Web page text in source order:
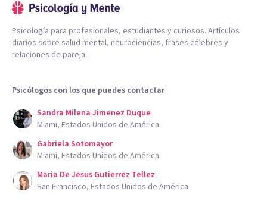
Psicología para profesionales, estudiantes y curiosos. Artículos
diarios sobre salud mental, neurociencias, frases célebres y
relaciones de pareja.
Psicólogos con los que puedes contactar
Sandra Milena Jimenez Duque
Miami, Estados Unidos de América
Gabriela Sotomayor
Miami, Estados Unidos de América
Maria De Jesus Gutierrez Tellez
San Francisco, Estados Unidos de América